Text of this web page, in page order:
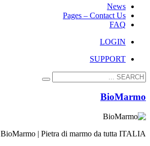
News
Pages – Contact Us
FAQ
LOGIN
SUPPORT
BioMarmo
BioMarmo | Pietra di marmo da tutta ITALIA